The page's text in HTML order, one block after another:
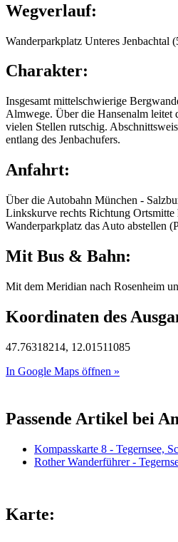
Wegverlauf:
Wanderparkplatz Unteres Jenbachtal
Charakter:
Insgesamt mittelschwierige
Almwege. Über die Hansenalm leitet
vielen Stellen rutschig.
entlang des Jenbachufers.
Anfahrt:
Über die Autobahn München -
Linkskurve rechts Richtung
Wanderparkplatz das Auto abstellen
Mit Bus & Bahn:
Mit dem Meridian nach Rosenheim
Koordinaten des
47.76318214, 12.01511085
In Google Maps öffnen »
Passende Artikel bei
Kompasskarte 8 - Tegernsee,
Rother Wanderführer -
Karte: